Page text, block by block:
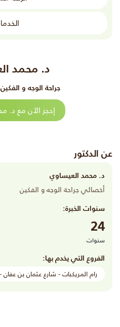
د. محمد
جراحة الوجه و
إحجز الآن مع د.
عن الدكتور
د. محمد العيساوي
أخصائي جراحة الوجه و الفكين
سنوات الخبرة:
24
سنوات
الفروع التي يخدم بها:
رام المريكبات - شارع عثمان بن